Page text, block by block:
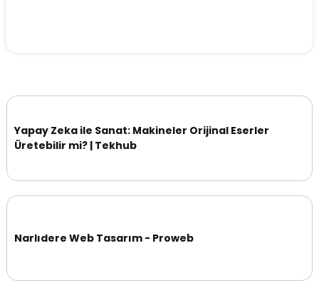
Yapay Zeka ile Sanat: Makineler Orijinal Eserler
Üretebilir mi? | Tekhub
Narlıdere Web Tasarım - Proweb